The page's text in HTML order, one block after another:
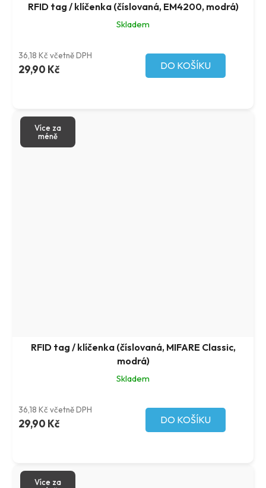
RFID tag / klíčenka (číslovaná, EM4200, modrá)
Skladem
36,18 Kč včetně DPH
29,90 Kč DO KOŠÍKU
Více za
méně
RFID tag / klíčenka (číslovaná, MIFARE Classic,
modrá)
Skladem
36,18 Kč včetně DPH
29,90 Kč DO KOŠÍKU
Více za